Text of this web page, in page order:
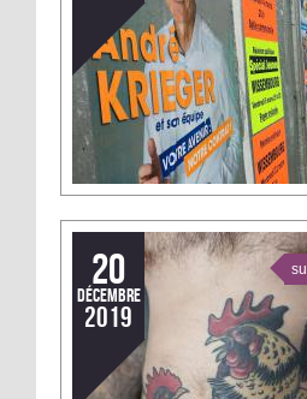
20
décembre
2019